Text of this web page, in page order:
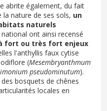
abrite également, du fait
nature de ses sols, un
naturels
ont ainsi recensé
fort ou très fort enjeux
l'anthyllis faux cytise
(Mesembryanthmum
pseudominutum).
bosquets de chênes
locales en